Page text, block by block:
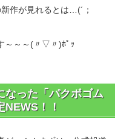
作が見れるとは…(´；
～～～(〃▽〃)ﾎﾟｯ
なった「パクボゴム
！！